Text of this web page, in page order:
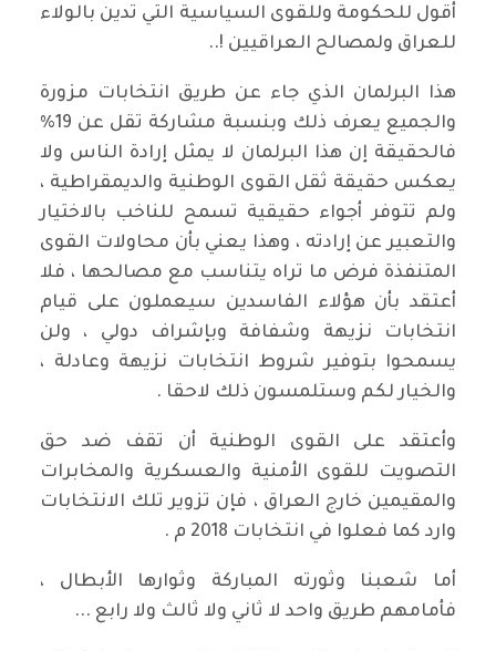
أقول للحكومة وللقوى السياسية التي تدين بالولاء
للعراق ولمصالح العراقيين !..
هذا البرلمان الذي جاء عن طريق انتخابات مزورة
والجميع يعرف ذلك وبنسبة مشاركة تقل عن 19%
فالحقيقة إن هذا البرلمان لا يمثل إرادة الناس ولا
يعكس حقيقة ثقل القوى الوطنية والديمقراطية ،
ولم تتوفر أجواء حقيقية تسمح للناخب بالاختيار
والتعبير عن إرادته ، وهذا يعني بأن محاولات القوى
المتنفذة فرض ما تراه يتناسب مع مصالحها ، فلا
أعتقد بأن هؤلاء الفاسدين سيعملون على قيام
انتخابات نزيهة وشفافة وبإشراف دولي ، ولن
يسمحوا بتوفير شروط انتخابات نزيهة وعادلة ،
والخيار لكم وستلمسون ذلك لاحقا .
وأعتقد على القوى الوطنية أن تقف ضد حق
التصويت للقوى الأمنية والعسكرية والمخابرات
والمقيمين خارج العراق ، فإن تزوير تلك الانتخابات
وارد كما فعلوا في انتخابات 2018 م .
أما شعبنا وثورته المباركة وثوارها الأبطال ،
فأمامهم طريق واحد لا ثاني ولا ثالث ولا رابع ...